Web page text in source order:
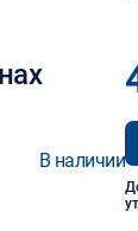
В наличии